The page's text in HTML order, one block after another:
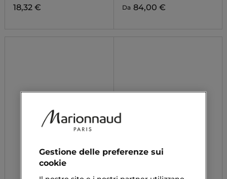
18,32 € Da 84,00 €
Gestione delle preferenze sui
cookie